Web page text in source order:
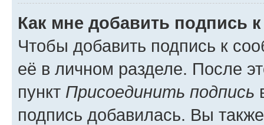
Как мне добавить подпись
Чтобы добавить подпись к
её в личном разделе. После
пункт Присоединить подпись
подпись добавилась. Вы